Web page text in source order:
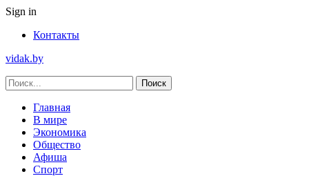
Sign in
Контакты
vidak.by
Главная
В мире
Экономика
Общество
Афиша
Спорт